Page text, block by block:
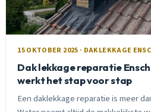
15 OKTOBER 2025 · DAKLEKKAGE
Dak lekkage reparatie
werkt het stap voor stap
Een daklekkage reparatie is meer